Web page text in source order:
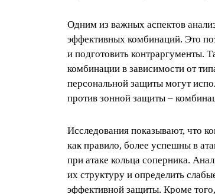
Одним из важных аспектов
эффективных комбинаций. Это
и подготовить контраргументы.
комбинации в зависимости от
персональной защиты могут
против зонной защиты –
Исследования показывают, что
как правило, более успешны в
при атаке кольца соперника.
их структуру и определить
эффективной защиты. Кроме